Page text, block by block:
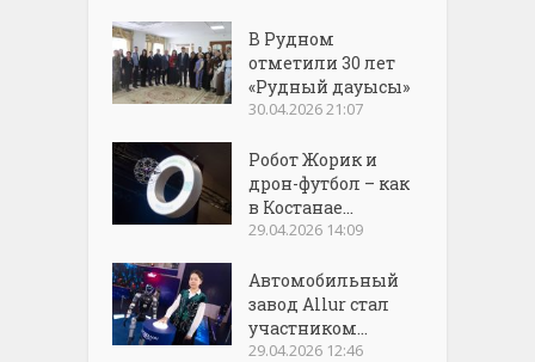
В Рудном
отметили 30 лет
«Рудный дауысы»
30.04.2026 21:07
Робот Жорик и
дрон-футбол – как
в Костанае...
29.04.2026 14:09
Автомобильный
завод Allur стал
участником...
29.04.2026 12:46